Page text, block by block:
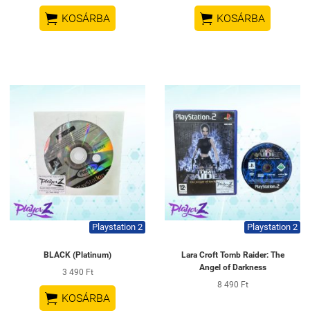
 KOSÁRBA  KOSÁRBA
Playstation 2
BLACK (Platinum)
3 490 Ft
 KOSÁRBA
Playstation 2
Lara Croft Tomb Raider: The
Angel of Darkness
8 490 Ft